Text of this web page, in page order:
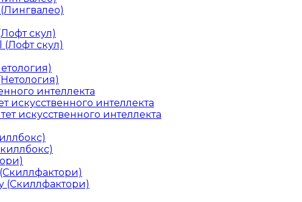
скул)
скул)
интеллекта
искусственного интеллекта
искусственного интеллекта
(Скиллфактори)